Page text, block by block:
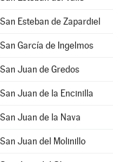
San Esteban de Zapardiel
San García de Ingelmos
San Juan de Gredos
San Juan de la Encinilla
San Juan de la Nava
San Juan del Molinillo